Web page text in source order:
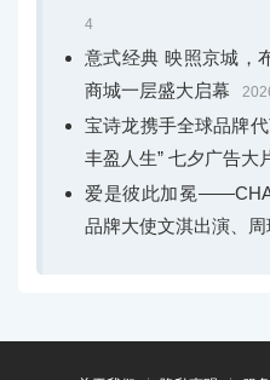
4
意式经典 映照京城，
商城一层盛大启幕
宝诗龙携手全球品牌
丰盈人生” 七夕广告大
爱是彼此加冕
品牌大使文淇出演、